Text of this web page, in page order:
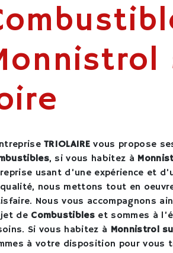
TRIOLAIRE vous propose
, si vous habitez à
usant d’une expérience et
nous mettons tout en
Nous vous accompagnons
de Combustibles et sommes à
Si vous habitez à Monnistrol
à votre disposition pour vous